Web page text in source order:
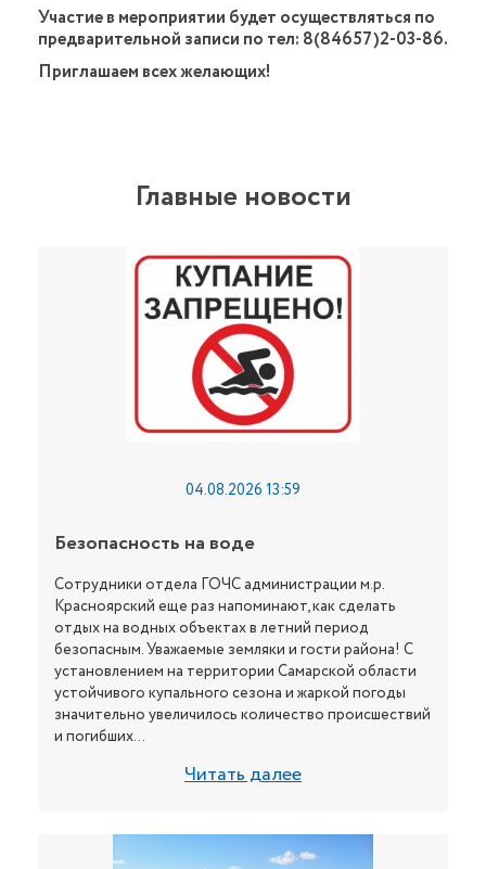
Участие в мероприятии будет осуществляться по
предварительной записи по тел: 8(84657)2-03-86.
Приглашаем всех желающих!
Главные новости
04.08.2026 13:59
Безопасность на воде
Сотрудники отдела ГОЧС администрации м.р.
Красноярский еще раз напоминают, как сделать
отдых на водных объектах в летний период
безопасным. Уважаемые земляки и гости района! С
установлением на территории Самарской области
устойчивого купального сезона и жаркой погоды
значительно увеличилось количество происшествий
и погибших...
Читать далее